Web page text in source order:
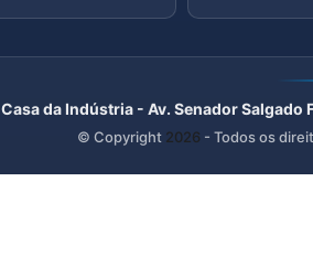
Casa da Indústria - Av. Senador
© Copyright 2026 - Todos os